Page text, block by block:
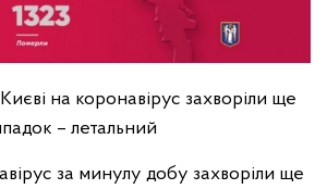
Києві на коронавірус захворіли ще
– летальний
за минулу добу захворіли ще